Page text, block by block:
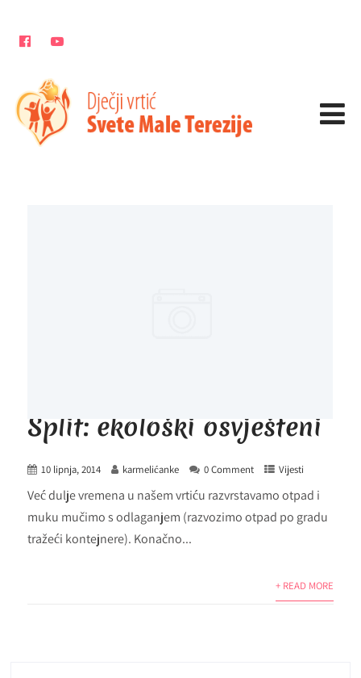
Split: ekološki osvješteni
10 lipnja, 2014 karmelićanke 0 Comment Vijesti
Već dulje vremena u našem vrtiću razvrstavamo otpad i
muku mučimo s odlaganjem (razvozimo otpad po gradu
tražeći kontejnere). Konačno...
+ READ MORE